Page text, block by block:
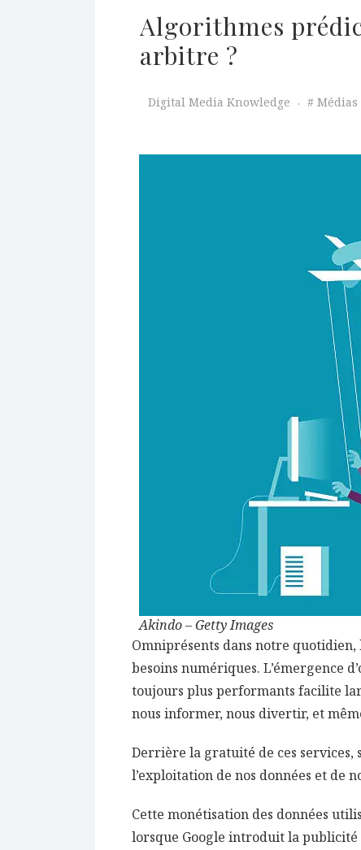
Algorithmes
arbitre ?
Digital Media Knowledge Médias
Akindo – Getty Images
Omniprésents dans notre quotidien,
besoins numériques. L’émergence
toujours plus performants facilite
nous informer, nous divertir, et
Derrière la gratuité de ces services,
l’exploitation de nos données et de
Cette monétisation des données
lorsque Google introduit la publicité